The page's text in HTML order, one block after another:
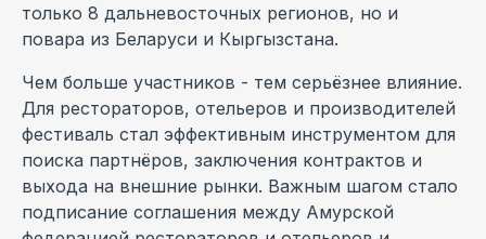
только 8 дальневосточных регионов, но и
повара из Беларуси и Кыргызстана.
Чем больше участников - тем серьёзнее влияние.
Для рестораторов, отельеров и производителей
фестиваль стал эффективным инструментом для
поиска партнёров, заключения контрактов и
выхода на внешние рынки. Важным шагом стало
подписание соглашения между Амурской